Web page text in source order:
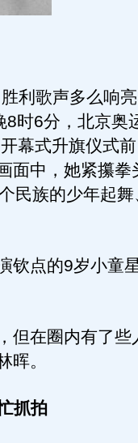
利歌声多么响
8时6分，北京奥
幕式升旗仪式
面中，她紧攥拳
民族的少年起
点的9岁小童
在圈内有了些
晖。
抓拍